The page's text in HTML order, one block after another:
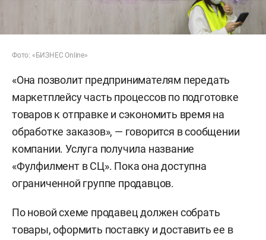
Фото: «БИЗНЕС Online»
«Она позволит предпринимателям передать
маркетплейсу часть процессов по подготовке
товаров к отправке и сэкономить время на
обработке заказов», — говорится в сообщении
компании. Услуга получила название
«Фулфилмент в СЦ». Пока она доступна
ограниченной группе продавцов.
По новой схеме продавец должен собрать
товары, оформить поставку и доставить ее в